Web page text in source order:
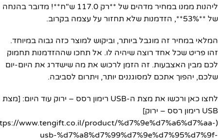
ליהנות ממנו במחיר מדהים של **רק 117.0 ש"ח**! מדובר בהנחה
של **53%**, הזדמנות שלא תחזור על עצמה בקרוב.
המלאי במחיר זה מוגבל ביותר, וביקוש למוצר כזה גבוה במיוחד.
זהו פריט שכל אחד רוצה שיהיה לו. אל תחכו שההזדמנות תחמוק
לכם מבין האצבעות. זה הזמן לרכוש את מה שישדרג את היום-יום
שלכם, יהפוך אתכם למסוגננים יותר, ויתרום לסביבה.
לחצו כאן ורכשו את מצת ה-USB רימון רסס – ירוק עוד היום: [מצת
USB רימון רסס – ירוק]
www.tengift.co.il/product/%d7%9e%d7%a6%d7%aa-
usb-%d7%a8%d7%99%d7%9e%d7%95%d7%9f-